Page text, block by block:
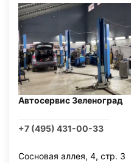
Автосервис Зеленоград
+7 (495) 431-00-33
Сосновая аллея, 4, стр. 3